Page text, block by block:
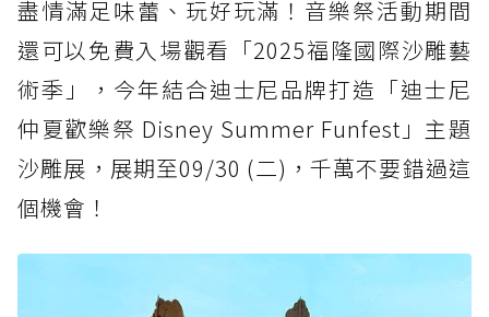
盡情滿足味蕾、玩好玩滿！音樂祭活動期間
還可以免費入場觀看「2025福隆國際沙雕藝
術季」，今年結合迪士尼品牌打造「迪士尼
仲夏歡樂祭 Disney Summer Funfest」主題
沙雕展，展期至09/30 (二)，千萬不要錯過這
個機會！